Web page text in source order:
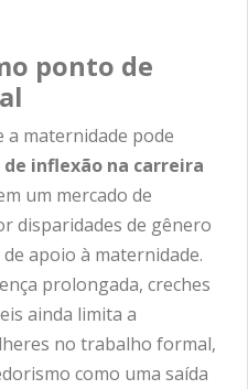
ponto de
a maternidade pode
inflexão na carreira
um mercado de
disparidades de gênero
apoio à maternidade.
prolongada, creches
ainda limita a
no trabalho formal,
como uma saída